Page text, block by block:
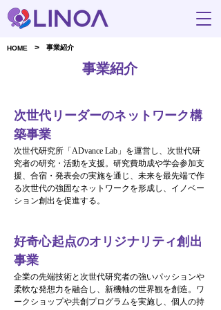
HOME > 事業紹介
​事業紹介
次世代リーダーのネットワーク構
築事業
次世代研究所「ADvance Lab」を運営し、次世代研
究者の研究・活動を支援。研究費助成や学会参加支
援、合宿・発表会の実施を通じ、未来を最先端で作
る次世代の強固なネットワークを形成し、イノベー
ション創出を促進する。
好奇心起点のオリジナリティ創出
事業
企業の先端技術と次世代研究者の強いパッションや
柔軟な発想力を融合し、新機軸の世界観を創造。ワ
ークショップや共創プログラムを実施し、個人の持